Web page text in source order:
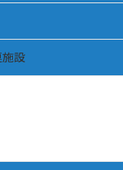
施設